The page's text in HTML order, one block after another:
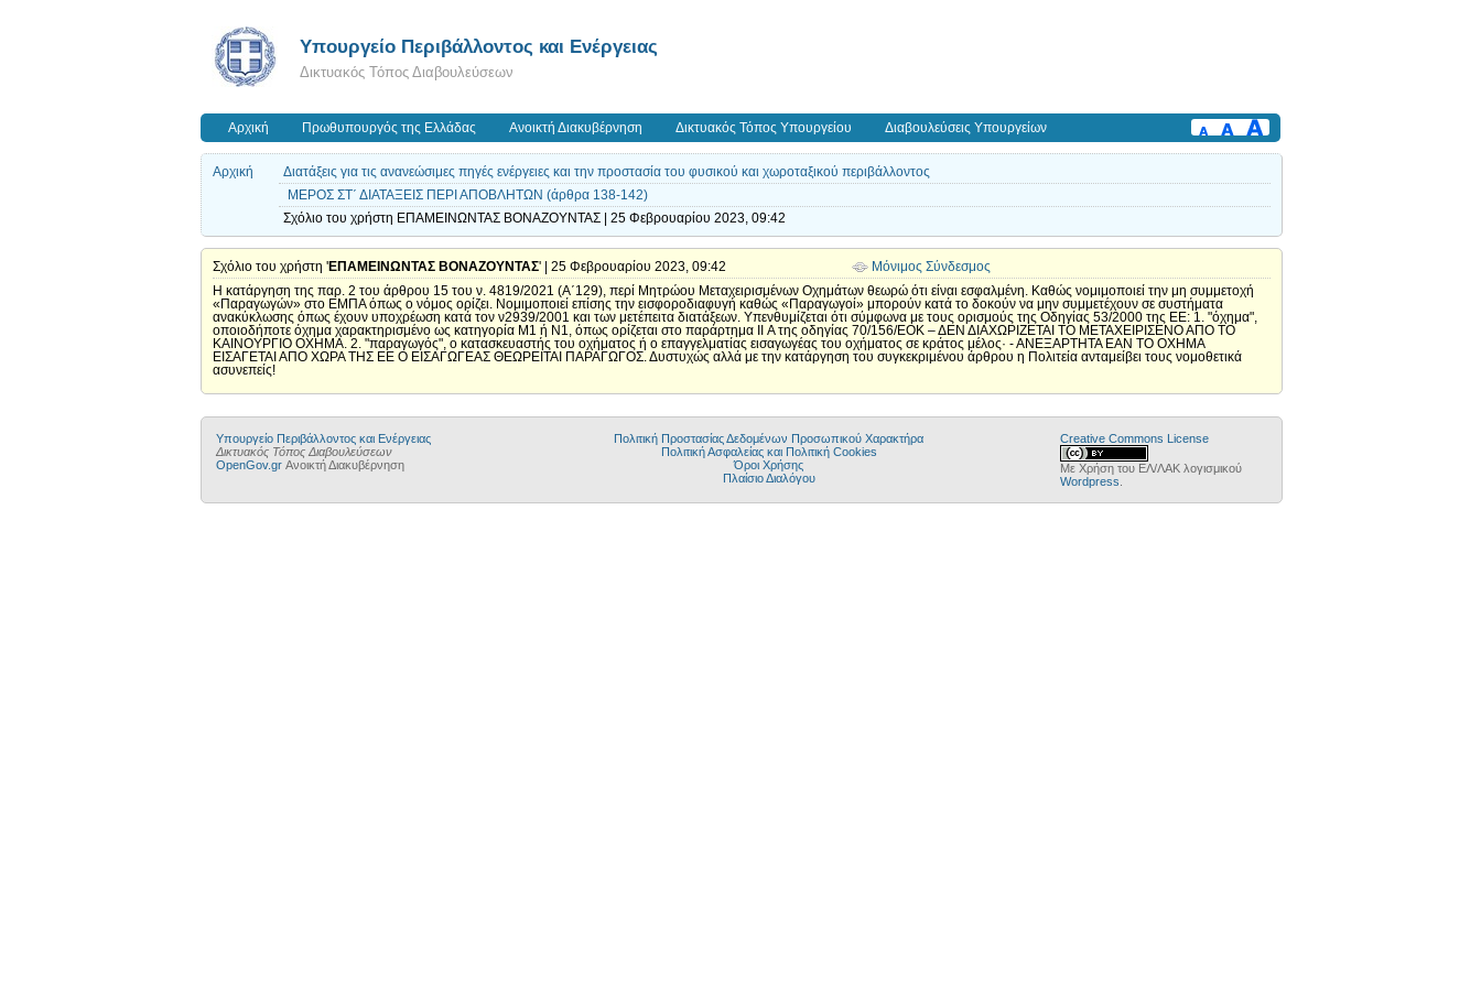
Yπουργείο Περιβάλλοντος και Ενέργειας
Δικτυακός Τόπος Διαβουλεύσεων
Αρχική Πρωθυπουργός της Ελλάδας Ανοικτή Διακυβέρνηση Δικτυακός Τόπος Υπουργείου Διαβουλεύσεις Υπουργείων
Αρχική
Διατάξεις για τις ανανεώσιμες πηγές ενέργειες και την προστασία του φυσικού και χωροταξικού περιβάλλοντος
ΜΕΡΟΣ ΣΤ΄ ΔΙΑΤΑΞΕΙΣ ΠΕΡΙ ΑΠΟΒΛΗΤΩΝ (άρθρα 138-142)
Σχόλιο του χρήστη ΕΠΑΜΕΙΝΩΝΤΑΣ ΒΟΝΑΖΟΥΝΤΑΣ | 25 Φεβρουαρίου 2023, 09:42
Σχόλιο του χρήστη 'ΕΠΑΜΕΙΝΩΝΤΑΣ ΒΟΝΑΖΟΥΝΤΑΣ' | 25 Φεβρουαρίου 2023, 09:42
Μόνιμος Σύνδεσμος
Η κατάργηση της παρ. 2 του άρθρου 15 του ν. 4819/2021 (Α΄129), περί Μητρώου Μεταχειρισμένων Οχημάτων θεωρώ ότι είναι εσφαλμένη. Καθώς νομιμοποιεί την μη συμμετοχή
«Παραγωγών» στο ΕΜΠΑ όπως ο νόμος ορίζει. Νομιμοποιεί επίσης την εισφοροδιαφυγή καθώς «Παραγωγοί» μπορούν κατά το δοκούν να μην συμμετέχουν σε συστήματα
ανακύκλωσης όπως έχουν υποχρέωση κατά τον ν2939/2001 και των μετέπειτα διατάξεων. Υπενθυμίζεται ότι σύμφωνα με τους ορισμούς της Οδηγίας 53/2000 της ΕΕ: 1. "όχημα",
οποιοδήποτε όχημα χαρακτηρισμένο ως κατηγορία M1 ή N1, όπως ορίζεται στο παράρτημα II Α της οδηγίας 70/156/ΕΟΚ – ΔΕΝ ΔΙΑΧΩΡΙΖΕΤΑΙ ΤΟ ΜΕΤΑΧΕΙΡΙΣΕΝΟ ΑΠΟ ΤΟ
ΚΑΙΝΟΥΡΓΙΟ ΟΧΗΜΑ. 2. "παραγωγός", ο κατασκευαστής του οχήματος ή ο επαγγελματίας εισαγωγέας του οχήματος σε κράτος μέλος· - ΑΝΕΞΑΡΤΗΤΑ ΕΑΝ ΤΟ ΟΧΗΜΑ
ΕΙΣΑΓΕΤΑΙ ΑΠΟ ΧΩΡΑ ΤΗΣ ΕΕ Ο ΕΙΣΑΓΩΓΕΑΣ ΘΕΩΡΕΙΤΑΙ ΠΑΡΑΓΩΓΟΣ. Δυστυχώς αλλά με την κατάργηση του συγκεκριμένου άρθρου η Πολιτεία ανταμείβει τους νομοθετικά
ασυνεπείς!
Yπουργείο Περιβάλλοντος και Ενέργειας
Δικτυακός Τόπος Διαβουλεύσεων
OpenGov.gr Ανοικτή Διακυβέρνηση
Πολιτική Προστασίας Δεδομένων Προσωπικού Χαρακτήρα
Πολιτική Ασφαλείας και Πολιτική Cookies
Όροι Χρήσης
Πλαίσιο Διαλόγου
Creative Commons License
Με Χρήση του ΕΛ/ΛΑΚ λογισμικού
Wordpress